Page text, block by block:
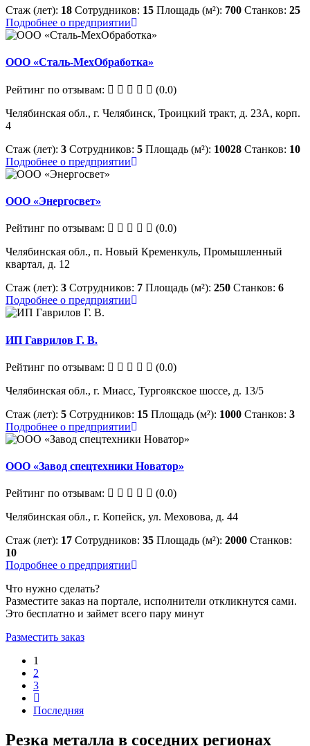
Стаж (лет): 18 Сотрудников: 15 Площадь (м²): 700 Станков: 25
Подробнее о предприятии
ООО «Сталь-МехОбработка»
Рейтинг по отзывам:
(0.0)
Челябинская обл., г. Челябинск, Троицкий тракт, д. 23А, корп.
4
Стаж (лет): 3 Сотрудников: 5 Площадь (м²): 10028 Станков: 10
Подробнее о предприятии
ООО «Энергосвет»
Рейтинг по отзывам:
(0.0)
Челябинская обл., п. Новый Кременкуль, Промышленный
квартал, д. 12
Стаж (лет): 3 Сотрудников: 7 Площадь (м²): 250 Станков: 6
Подробнее о предприятии
ИП Гаврилов Г. В.
Рейтинг по отзывам:
(0.0)
Челябинская обл., г. Миасс, Тургоякское шоссе, д. 13/5
Стаж (лет): 5 Сотрудников: 15 Площадь (м²): 1000 Станков: 3
Подробнее о предприятии
ООО «Завод спецтехники Новатор»
Рейтинг по отзывам:
(0.0)
Челябинская обл., г. Копейск, ул. Меховова, д. 44
Стаж (лет): 17 Сотрудников: 35 Площадь (м²): 2000 Станков:
10
Подробнее о предприятии
Что нужно сделать?
Разместите заказ на портале, исполнители откликнутся сами.
Это бесплатно и займет всего пару минут
Разместить заказ
1
2
3
Последняя
Резка металла в соседних регионах